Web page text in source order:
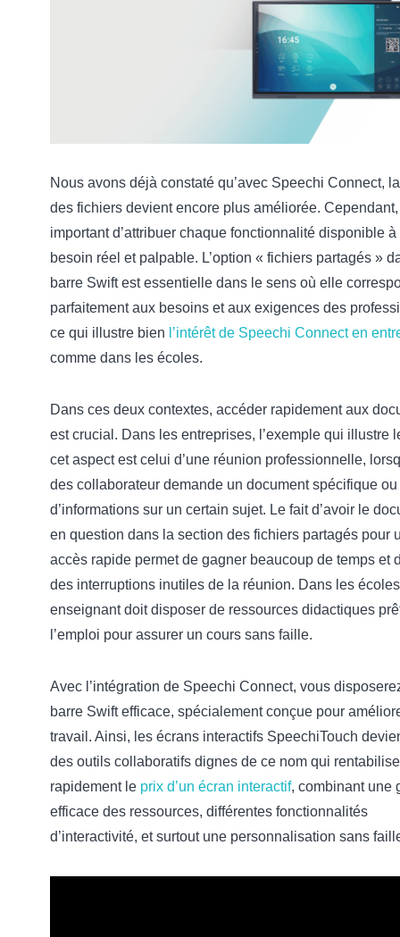
Nous avons déjà constaté qu’avec Speechi Connect,
des fichiers devient encore plus améliorée.
important d’attribuer chaque fonctionnalité disponible à
besoin réel et palpable. L’option « fichiers partagés »
barre Swift est essentielle dans le sens où elle
parfaitement aux besoins et aux exigences des
ce qui illustre bien l’intérêt de Speechi Connect en
comme dans les écoles.
Dans ces deux contextes, accéder rapidement aux
est crucial. Dans les entreprises, l’exemple qui illustre
cet aspect est celui d’une réunion professionnelle,
des collaborateur demande un document spécifique
d’informations sur un certain sujet. Le fait d’avoir le
en question dans la section des fichiers partagés pour
accès rapide permet de gagner beaucoup de temps et
des interruptions inutiles de la réunion. Dans les
enseignant doit disposer de ressources didactiques
l’emploi pour assurer un cours sans faille.
Avec l’intégration de Speechi Connect, vous
barre Swift efficace, spécialement conçue pour
travail. Ainsi, les écrans interactifs SpeechiTouch
des outils collaboratifs dignes de ce nom qui
rapidement le prix d’un écran interactif, combinant une
efficace des ressources, différentes fonctionnalités
d’interactivité, et surtout une personnalisation sans